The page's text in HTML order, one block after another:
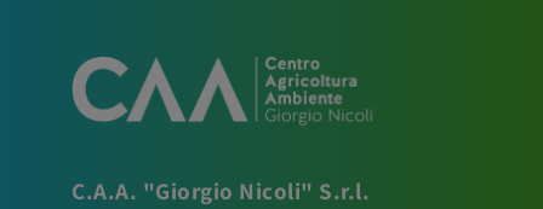
C.A.A. "Giorgio Nicoli" S.r.l.